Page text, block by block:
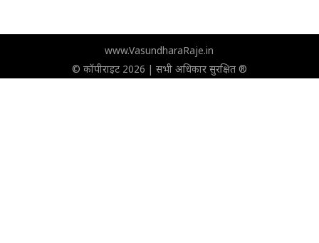
www.VasundharaRaje.in
© कॉपीराइट 2026 | सभी अधिकार सुरक्षित ®